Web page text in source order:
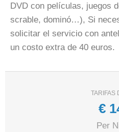
DVD con películas, juegos
scrable, dominó…), Si
solicitar el servicio con
un costo extra de 40 euros.
TARIFAS
€
Per